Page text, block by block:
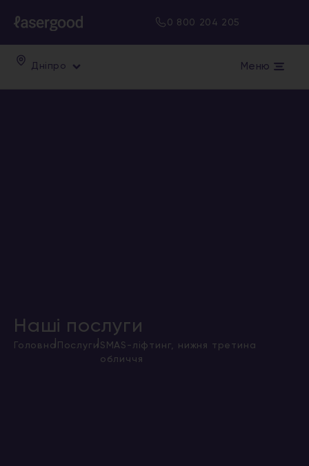
0 800 204 205
Дніпро Меню
Наші послуги
Головна| Послуги| SMAS-ліфтинг, нижня третина
обличчя